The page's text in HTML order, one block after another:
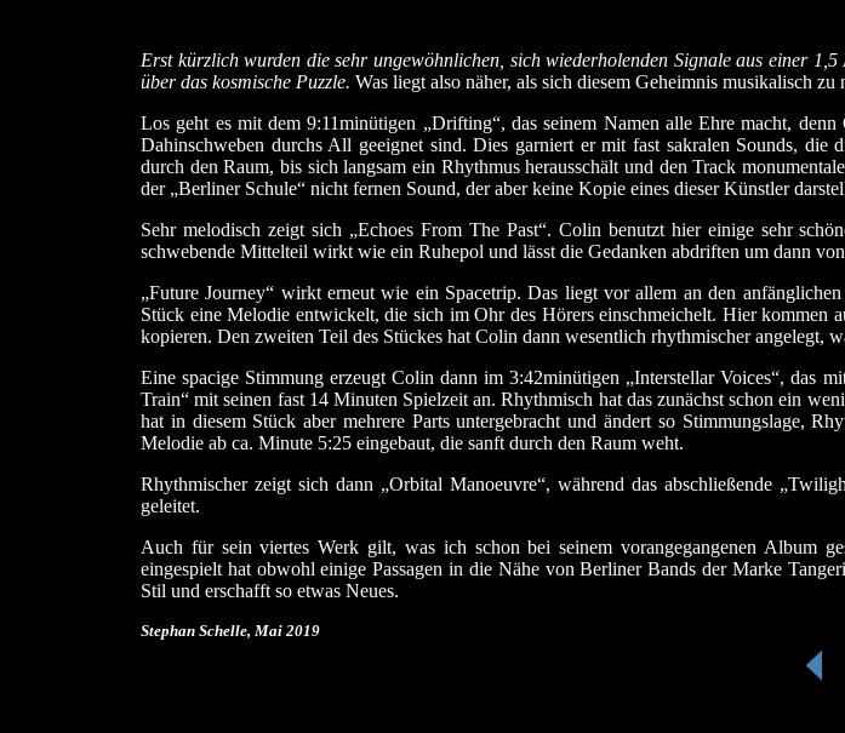
Erst kürzlich wurden die sehr ungewöhnlichen, sich wiederholenden Signale aus einer
über das kosmische Puzzle. Was liegt also näher, als sich diesem Geheimnis musikalisch zu
Los geht es mit dem 9:11minütigen „Drifting“, das seinem Namen alle Ehre macht,
Dahinschweben durchs All geeignet sind. Dies garniert er mit fast sakralen Sounds, die
durch den Raum, bis sich langsam ein Rhythmus herausschält und den Track
der „Berliner Schule“ nicht fernen Sound, der aber keine Kopie eines dieser Künstler
Sehr melodisch zeigt sich „Echoes From The Past“. Colin benutzt hier einige sehr
schwebende Mittelteil wirkt wie ein Ruhepol und lässt die Gedanken abdriften um dann
„Future Journey“ wirkt erneut wie ein Spacetrip. Das liegt vor allem an den
Stück eine Melodie entwickelt, die sich im Ohr des Hörers einschmeichelt. Hier kommen
kopieren. Den zweiten Teil des Stückes hat Colin dann wesentlich rhythmischer angelegt,
Eine spacige Stimmung erzeugt Colin dann im 3:42minütigen „Interstellar Voices“, das
Train“ mit seinen fast 14 Minuten Spielzeit an. Rhythmisch hat das zunächst schon ein
hat in diesem Stück aber mehrere Parts untergebracht und ändert so Stimmungslage,
Melodie ab ca. Minute 5:25 eingebaut, die sanft durch den Raum weht.
Rhythmischer zeigt sich dann „Orbital Manoeuvre“, während das abschließende
geleitet.
Auch für sein viertes Werk gilt, was ich schon bei seinem vorangegangenen Album
eingespielt hat obwohl einige Passagen in die Nähe von Berliner Bands der Marke
Stil und erschafft so etwas Neues.
Stephan Schelle, Mai 2019